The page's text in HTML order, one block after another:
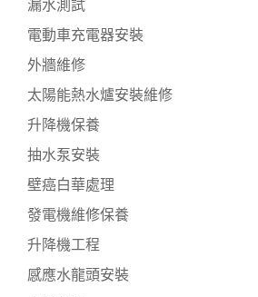
漏水測試
電動車充電器安裝
外牆維修
太陽能熱水爐安裝維修
升降機保養
抽水泵安裝
壁癌白華處理
發電機維修保養
升降機工程
感應水龍頭安裝